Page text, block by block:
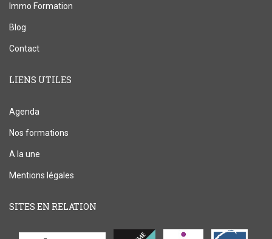
Immo Formation
Blog
Contact
LIENS UTILES
Agenda
Nos formations
A la une
Mentions légales
SITES EN RELATION